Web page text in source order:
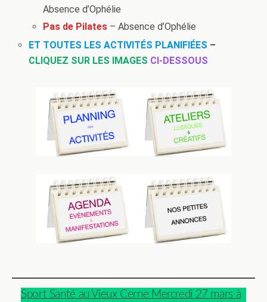
Absence d’Ophélie
Pas de Pilates – Absence d’Ophélie
ET TOUTES LES ACTIVITÉS PLANIFIÉES –
CLIQUEZ SUR LES IMAGES CI-DESSOUS
Sport Santé au Vieux Cerne Mercredi 27 mars à